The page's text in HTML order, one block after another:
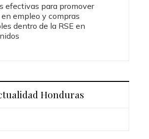
efectivas para promover
empleo y compras
dentro de la RSE en
Honduras